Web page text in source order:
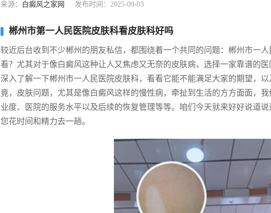
来源： 白癜风之家网 发布时间：2025-09-03
郴州市第一人民医院皮肤科看皮肤科好吗
较近后台收到不少郴州的朋友私信，都围绕着一个共同的问题：郴州市一
看？尤其对于像白癜风这种让人又焦虑又无奈的皮肤病，选择一家靠谱的
深入了解一下郴州市一人民医院皮肤科，看看它能不能满足大家的期望，
竟，皮肤问题，尤其是像白癜风这样的慢性病，牵扯到生活的方方面面，
业度、医院的服务水平以及后续的恢复管理等等。咱们今天就来好好说道
您花时间和精力去一趟。